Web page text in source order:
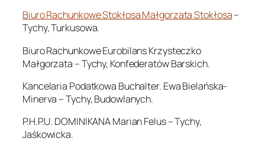
Biuro Rachunkowe Stokłosa Małgorzata Stokłosa–
Tychy, Turkusowa.
Biuro Rachunkowe Eurobilans Krzysteczko
Małgorzata – Tychy, Konfederatów Barskich.
Kancelaria Podatkowa Buchalter. Ewa Bielańska-
Minerva – Tychy, Budowlanych.
P.H.P.U. DOMINIKANA Marian Felus – Tychy,
Jaśkowicka.